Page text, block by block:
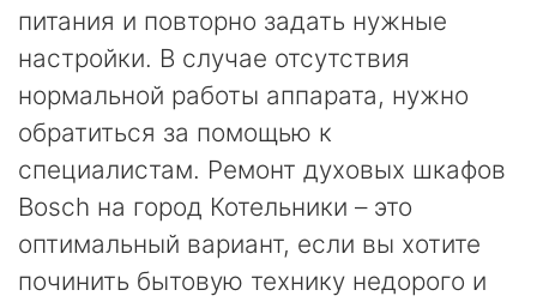
питания и повторно задать нужные
настройки. В случае отсутствия
нормальной работы аппарата, нужно
обратиться за помощью к
специалистам. Ремонт духовых шкафов
Bosch на город Котельники – это
оптимальный вариант, если вы хотите
починить бытовую технику недорого и